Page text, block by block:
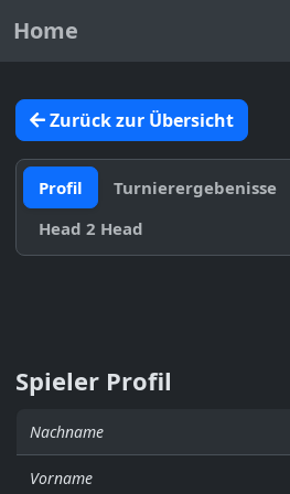
Home
Zurück zur Übersicht
Profil Turnierergebenisse
Head 2 Head
Spieler Profil
Nachname
Vorname